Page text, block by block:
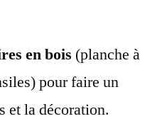
en bois (planche à
pour faire un
et la décoration.